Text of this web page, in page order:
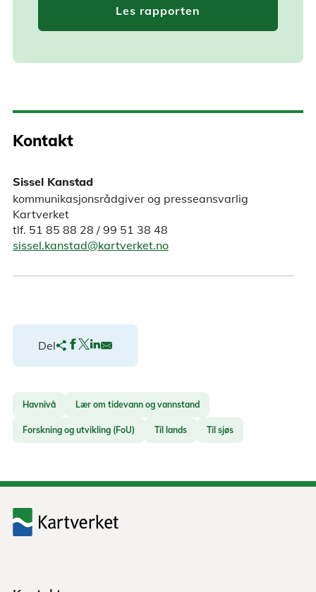
Les rapporten
Kontakt
Sissel Kanstad
kommunikasjonsrådgiver og presseansvarlig
Kartverket
tlf. 51 85 88 28 / 99 51 38 48
sissel.kanstad@kartverket.no
Del
Havnivå Lær om tidevann og vannstand
Forskning og utvikling (FoU) Til lands Til sjøs